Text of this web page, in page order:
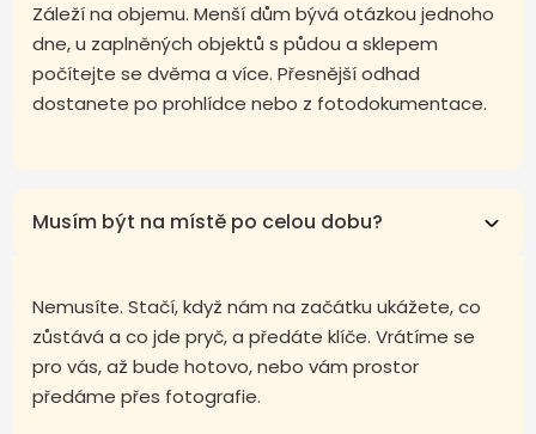
Záleží na objemu. Menší dům bývá otázkou jednoho
dne, u zaplněných objektů s půdou a sklepem
počítejte se dvěma a více. Přesnější odhad
dostanete po prohlídce nebo z fotodokumentace.
Musím být na místě po celou dobu?
Nemusíte. Stačí, když nám na začátku ukážete, co
zůstává a co jde pryč, a předáte klíče. Vrátíme se
pro vás, až bude hotovo, nebo vám prostor
předáme přes fotografie.